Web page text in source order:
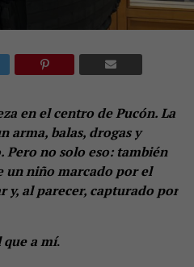
en el centro de Pucón. La
arma, balas, drogas y
Pero no solo eso: también
un niño marcado por el
y, al parecer, capturado por
a mí.